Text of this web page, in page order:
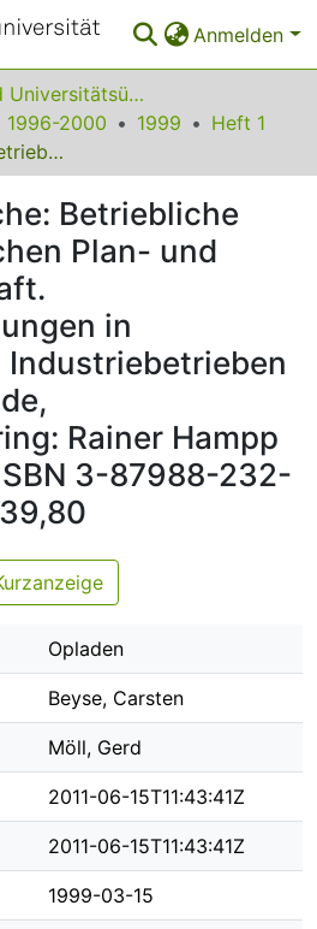
Anmelden
Fach- und Universitätsübergreifendes
1996-2000 1999
Heft 1
Evelyn Preusche: Betriebliche Akteure zwischen Plan- und Marktwirtschaft. Arbeitsbeziehungen in ostdeutschen Industriebetrieben nach der Wende, München/Mering: Rainer Hampp Verlag, 1997, ISBN 3-87988-232-0, 156 S., DM 39,80
Betriebliche
Plan- und
in
Rainer Hampp
3-87988-232-
Opladen
Beyse, Carsten
Möll, Gerd
2011-06-15T11:43:41Z
2011-06-15T11:43:41Z
1999-03-15